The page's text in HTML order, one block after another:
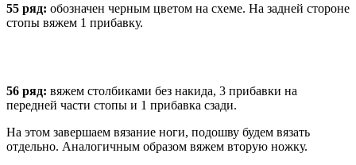
55 ряд: обозначен черным цветом на схеме. На задней стороне
стопы вяжем 1 прибавку.
56 ряд: вяжем столбиками без накида, 3 прибавки на
передней части стопы и 1 прибавка сзади.
На этом завершаем вязание ноги, подошву будем вязать
отдельно. Аналогичным образом вяжем вторую ножку.